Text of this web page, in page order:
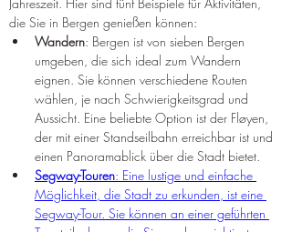
die Sie in Bergen genießen können:
Wandern: Bergen ist von sieben Bergen
umgeben, die sich ideal zum Wandern
eignen. Sie können verschiedene Routen
wählen, je nach Schwierigkeitsgrad und
Aussicht. Eine beliebte Option ist der Fløyen,
der mit einer Standseilbahn erreichbar ist und
einen Panoramablick über die Stadt bietet.
Segway-Touren: Eine lustige und einfache
Möglichkeit, die Stadt zu erkunden, ist eine
Segway-Tour. Sie können an einer geführten